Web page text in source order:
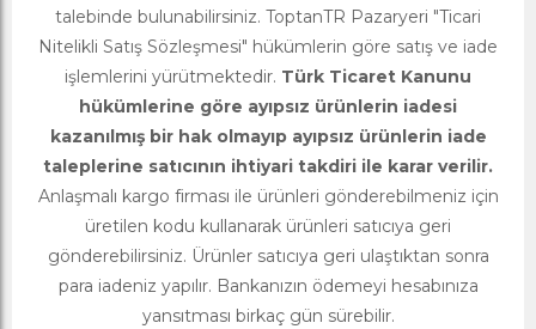
talebinde bulunabilirsiniz. ToptanTR Pazaryeri "Ticari
Nitelikli Satış Sözleşmesi" hükümlerin göre satış ve iade
işlemlerini yürütmektedir. Türk Ticaret Kanunu
hükümlerine göre ayıpsız ürünlerin iadesi
kazanılmış bir hak olmayıp ayıpsız ürünlerin iade
taleplerine satıcının ihtiyari takdiri ile karar verilir.
Anlaşmalı kargo firması ile ürünleri gönderebilmeniz için
üretilen kodu kullanarak ürünleri satıcıya geri
gönderebilirsiniz. Ürünler satıcıya geri ulaştıktan sonra
para iadeniz yapılır. Bankanızın ödemeyi hesabınıza
yansıtması birkaç gün sürebilir.